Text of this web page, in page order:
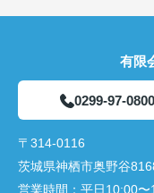
有限
0299-97-0800
〒314-0116
茨城県神栖市奥野谷
営業時間： 平日10:00